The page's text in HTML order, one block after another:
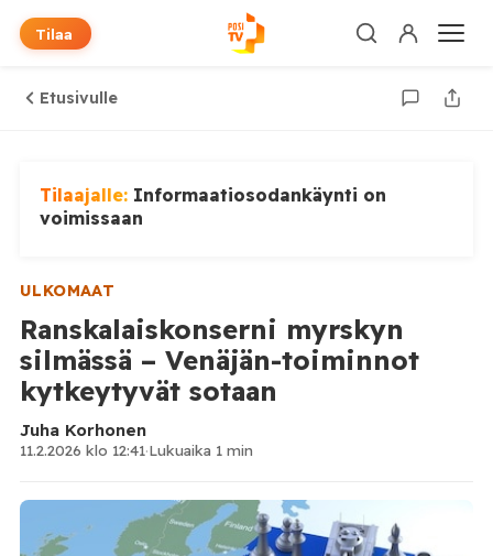
Tilaa
Etusivulle
Tilaajalle: Informaatiosodankäynti on
voimissaan
ULKOMAAT
Ranskalaiskonserni myrskyn
silmässä – Venäjän-toiminnot
kytkeytyvät sotaan
Juha Korhonen
11.2.2026 klo 12:41·Lukuaika 1 min